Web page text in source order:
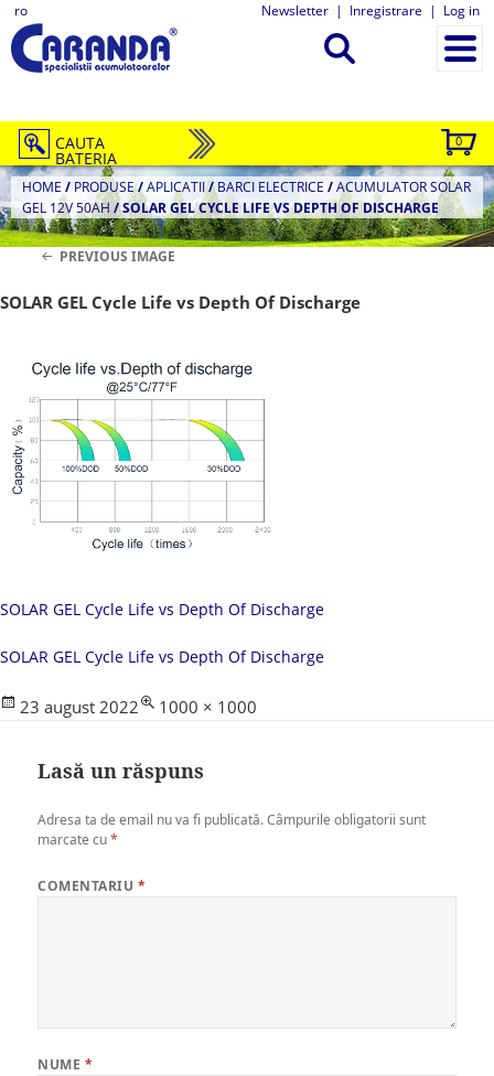
ro Newsletter | Inregistrare | Log in
0
CAUTA
BATERIA
HOME / PRODUSE/APLICATII/BARCI ELECTRICE /ACUMULATOR SOLAR
GEL 12V 50AH /SOLAR GEL CYCLE LIFE VS DEPTH OF DISCHARGE
PREVIOUS IMAGE
SOLAR GEL Cycle Life vs Depth Of Discharge
SOLAR GEL Cycle Life vs Depth Of Discharge
SOLAR GEL Cycle Life vs Depth Of Discharge
Posted
23 august 2022
Full
1000 × 1000
Lasă un răspuns
Adresa ta de email nu va fi publicată. Câmpurile obligatorii sunt
marcate cu*
COMENTARIU *
NUME *